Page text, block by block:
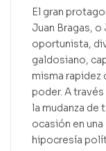
El gran
Juan Bragas, o
oportunista,
galdosiano,
misma rapidez
poder. A
la mudanza de
ocasión en
hipocresía